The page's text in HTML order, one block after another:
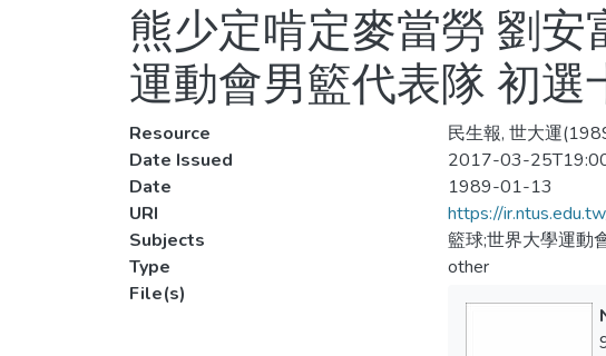
熊少定啃定麥當勞 劉
運動會男籃代表隊 初
Resource
民生報, 世大運
Date Issued
2017-03-
Date
1989-01-13
URI
https://
Subjects
籃球;世界大學運動
Type
other
File(s)